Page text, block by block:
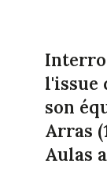
l'issue
son
Arras
Aulas